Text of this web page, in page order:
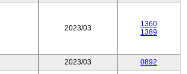
2023/03
1360
1389
2023/03
0892